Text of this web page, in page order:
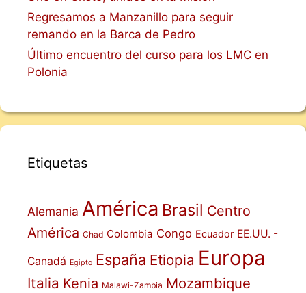
Regresamos a Manzanillo para seguir
remando en la Barca de Pedro
Último encuentro del curso para los LMC en
Polonia
Etiquetas
Alemania América Brasil Centro
América Chad Colombia Congo Ecuador EE.UU. -
Canadá Egipto España Etiopia Europa
Italia Kenia Malawi-Zambia Mozambique